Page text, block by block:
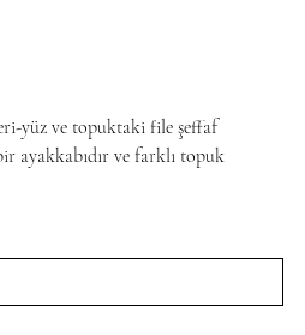
yüz ve topuktaki file şeffaf
ayakkabıdır ve farklı topuk